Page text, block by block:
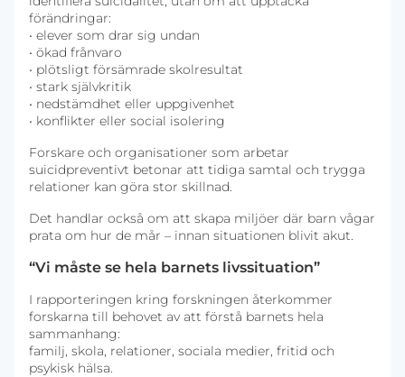
förändringar:
• elever som drar sig undan
• ökad frånvaro
• plötsligt försämrade skolresultat
• stark självkritik
• nedstämdhet eller uppgivenhet
• konflikter eller social isolering
Forskare och organisationer som arbetar
suicidpreventivt betonar att tidiga samtal och trygga
relationer kan göra stor skillnad.
Det handlar också om att skapa miljöer där barn vågar
prata om hur de mår – innan situationen blivit akut.
“Vi måste se hela barnets livssituation”
I rapporteringen kring forskningen återkommer
forskarna till behovet av att förstå barnets hela
sammanhang:
familj, skola, relationer, sociala medier, fritid och
psykisk hälsa.